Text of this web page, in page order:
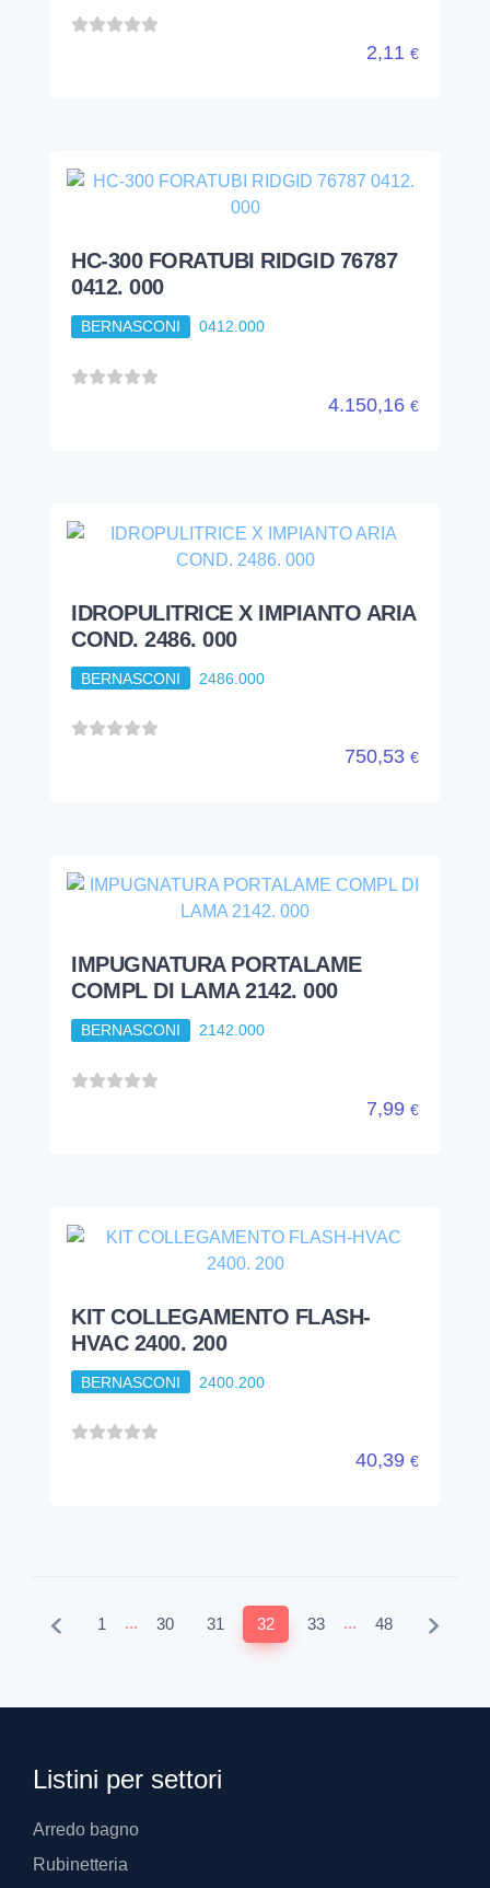
2,11 €
HC-300 FORATUBI RIDGID 76787
0412. 000
BERNASCONI 0412.000
4.150,16 €
IDROPULITRICE X IMPIANTO ARIA
COND. 2486. 000
BERNASCONI 2486.000
750,53 €
IMPUGNATURA PORTALAME
COMPL DI LAMA 2142. 000
BERNASCONI 2142.000
7,99 €
KIT COLLEGAMENTO FLASH-
HVAC 2400. 200
BERNASCONI 2400.200
40,39 €
1 ... 30 31 32 33 ... 48
Listini per settori
Arredo bagno
Rubinetteria